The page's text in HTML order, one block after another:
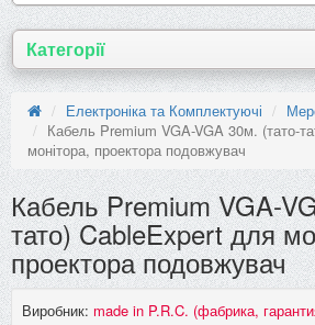
Категорії
Електроніка та Комплектуючі
Кабель Premium VGA-VGA 30м. (тато-
монітора, проектора подовжувач
Кабель Premium VGA-
тато) CableExpert для
проектора подовжувач
Виробник: made in P.R.C. (фабрика,